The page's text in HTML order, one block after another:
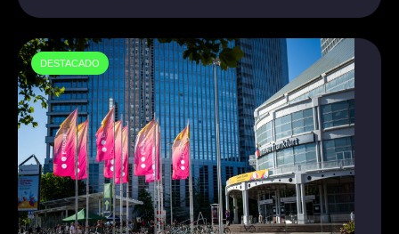
DESTACADO